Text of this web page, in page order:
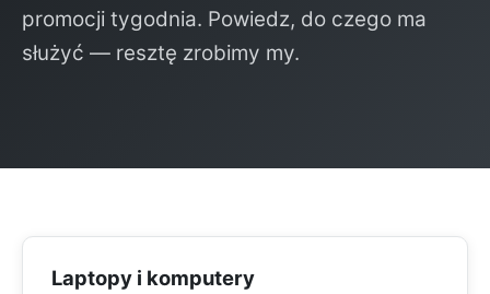
promocji tygodnia. Powiedz, do czego ma
służyć — resztę zrobimy my.
Laptopy i komputery